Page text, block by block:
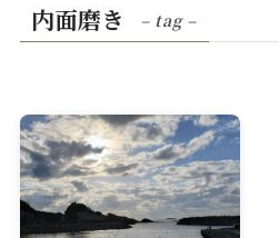
内面磨き – tag –